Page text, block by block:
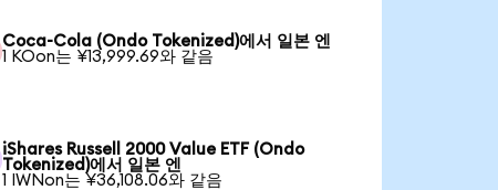
Coca-Cola (Ondo Tokenized)에서 일본 엔
1 KOon는 ¥13,999.69와 같음
iShares Russell 2000 Value ETF (Ondo
Tokenized)에서 일본 엔
1 IWNon는 ¥36,108.06와 같음